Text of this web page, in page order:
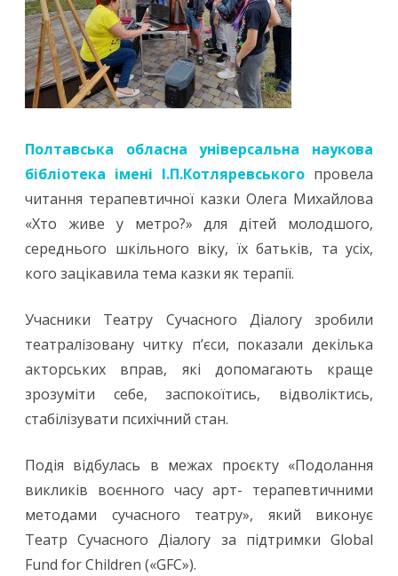
Полтавська обласна універсальна наукова
бібліотека імені І.П.Котляревського провела
читання терапевтичної казки Олега Михайлова
«Хто живе у метро?» для дітей молодшого,
середнього шкільного віку, їх батьків, та усіх,
кого зацікавила тема казки як терапії.
Учасники Театру Сучасного Діалогу зробили
театралізовану читку п’єси, показали декілька
акторських вправ, які допомагають краще
зрозуміти себе, заспокоїтись, відволіктись,
стабілізувати психічний стан.
Подія відбулась в межах проєкту «Подолання
викликів воєнного часу арт- терапевтичними
методами сучасного театру», який виконує
Театр Сучасного Діалогу за підтримки Global
Fund for Children («GFC»).